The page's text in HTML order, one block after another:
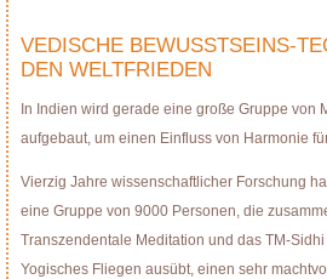
VEDISCHE BEWUSSTSEINS-
DEN WELTFRIEDEN
In Indien wird gerade eine große Gruppe von
aufgebaut, um einen Einfluss von Harmonie
Vierzig Jahre wissenschaftlicher Forschung
eine Gruppe von 9000 Personen, die
Transzendentale Meditation und das TM-
Yogisches Fliegen ausübt, einen sehr